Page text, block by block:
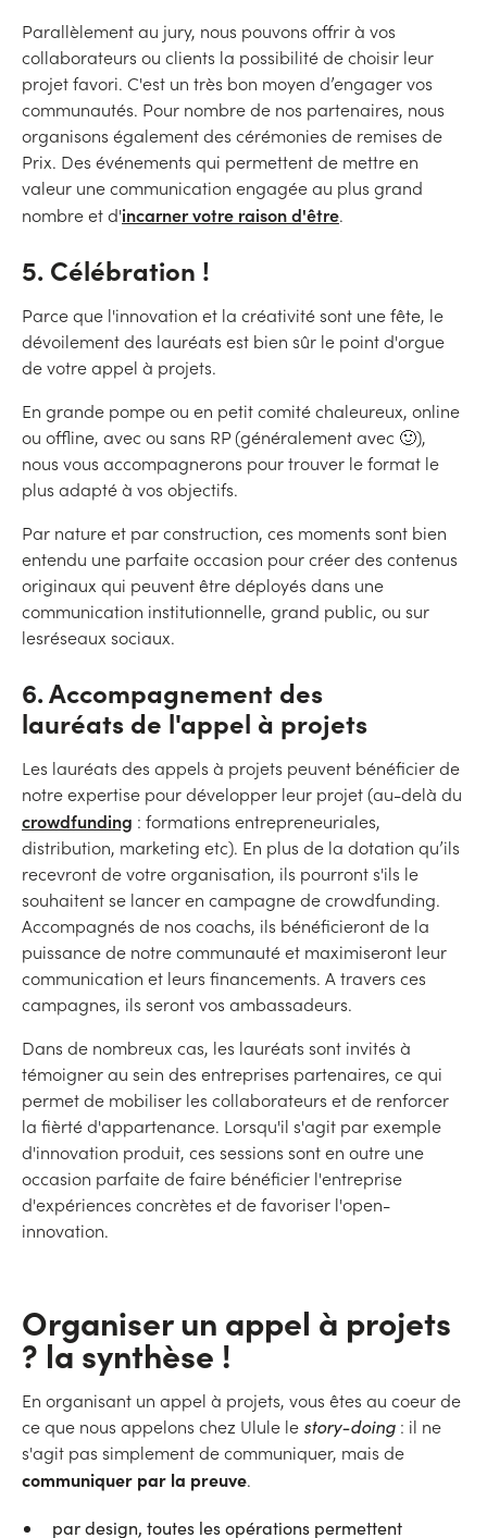
Parallèlement au jury, nous pouvons offrir à vos
collaborateurs ou clients la possibilité de choisir leur
projet favori. C'est un très bon moyen d’engager vos
communautés. Pour nombre de nos partenaires, nous
organisons également des cérémonies de remises de
Prix. Des événements qui permettent de mettre en
valeur une communication engagée au plus grand
nombre et d'incarner votre raison d'être.
5. Célébration !
Parce que l'innovation et la créativité sont une fête, le
dévoilement des lauréats est bien sûr le point d'orgue
de votre appel à projets.
En grande pompe ou en petit comité chaleureux, online
ou offline, avec ou sans RP (généralement avec 🙂),
nous vous accompagnerons pour trouver le format le
plus adapté à vos objectifs.
Par nature et par construction, ces moments sont bien
entendu une parfaite occasion pour créer des contenus
originaux qui peuvent être déployés dans une
communication institutionnelle, grand public, ou sur
lesréseaux sociaux.
6. Accompagnement des
lauréats de l'appel à projets
Les lauréats des appels à projets peuvent bénéficier de
notre expertise pour développer leur projet (au-delà du
crowdfunding : formations entrepreneuriales,
distribution, marketing etc). En plus de la dotation qu’ils
recevront de votre organisation, ils pourront s'ils le
souhaitent se lancer en campagne de crowdfunding.
Accompagnés de nos coachs, ils bénéficieront de la
puissance de notre communauté et maximiseront leur
communication et leurs financements. A travers ces
campagnes, ils seront vos ambassadeurs.
Dans de nombreux cas, les lauréats sont invités à
témoigner au sein des entreprises partenaires, ce qui
permet de mobiliser les collaborateurs et de renforcer
la fièrté d'appartenance. Lorsqu'il s'agit par exemple
d'innovation produit, ces sessions sont en outre une
occasion parfaite de faire bénéficier l'entreprise
d'expériences concrètes et de favoriser l'open-
innovation.
Organiser un appel à projets
? la synthèse !
En organisant un appel à projets, vous êtes au coeur de
ce que nous appelons chez Ulule le story-doing : il ne
s'agit pas simplement de communiquer, mais de
communiquer par la preuve.
par design, toutes les opérations permettent